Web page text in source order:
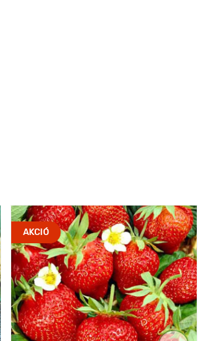
AKCIÓ